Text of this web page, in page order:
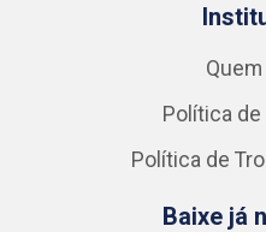
Política
Política de
Baixe já